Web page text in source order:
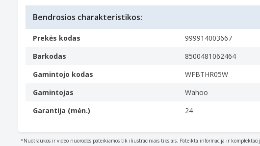
Bendrosios charakteristikos:
Prekės kodas
999914003667
Barkodas
8500481062464
Gamintojo kodas
WFBTHR05W
Gamintojas
Wahoo
Garantija (mėn.)
24
*Nuotraukos ir video nuorodos pateikiamos tik iliustraciniais tikslais. Pateikta informacija ir